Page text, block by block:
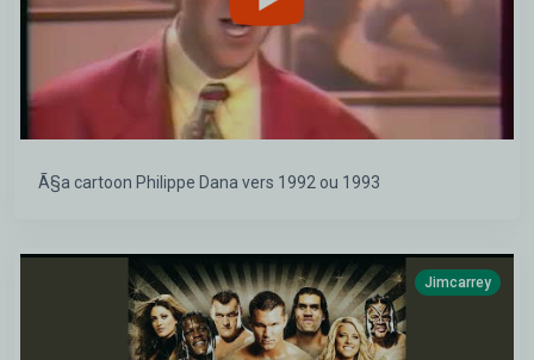
Ã§a cartoon Philippe Dana vers 1992 ou 1993
Jimcarrey